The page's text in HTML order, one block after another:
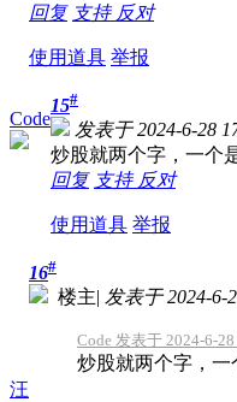
回复 支持 反对
使用道具 举报
Code
15#
发表于 2024-6-28
炒股就两个字，一个
回复 支持 反对
使用道具 举报
汪
16#
楼主| 发表于 2024-6-
Code 发表于 2024-6-
炒股就两个字，一